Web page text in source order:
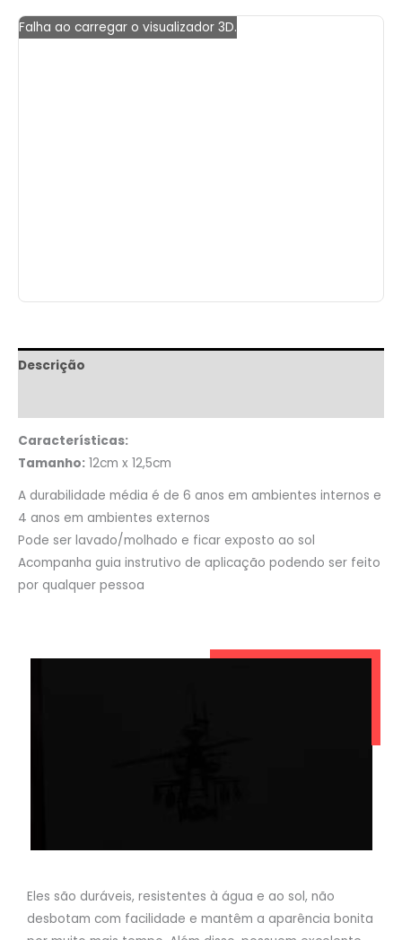
Falha ao carregar o visualizador 3D.
Descrição
Características:
Tamanho: 12cm x 12,5cm
A durabilidade média é de 6 anos em ambientes internos e
4 anos em ambientes externos
Pode ser lavado/molhado e ficar exposto ao sol
Acompanha guia instrutivo de aplicação podendo ser feito
por qualquer pessoa
Eles são duráveis, resistentes à água e ao sol, não
desbotam com facilidade e mantêm a aparência bonita